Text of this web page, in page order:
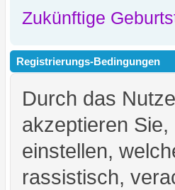
Zukünftige
Registrierungs-Bedingungen
Durch das
akzeptieren
einstellen,
rassistisch,